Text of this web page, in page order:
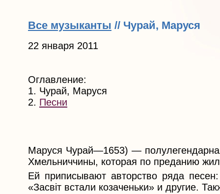
Все музыканты // Чурай, Маруся
22 января 2011
Оглавление:
1. Чурай, Маруся
2. Песни
Маруся Чурай—1653) —
Хмельниччины, которая по преданию
Ей приписывают авторство ряда
«Засвіт встали козаченьки» и другие.